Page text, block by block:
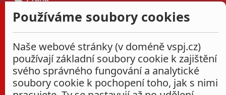
Používáme soubory cookies
Naše webové stránky (v doméně vspj.cz)
používají základní soubory cookie k zajištění
svého správného fungování a analytické
soubory cookie k pochopení toho, jak s nimi